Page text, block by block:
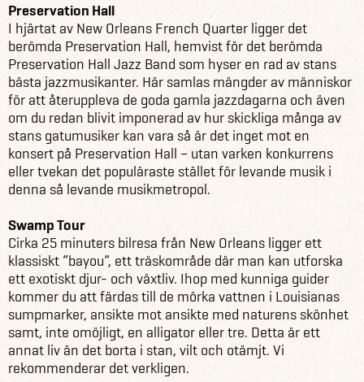
Preservation Hall
I hjärtat av New Orleans French Quarter ligger det
berömda Preservation Hall, hemvist för det berömda
Preservation Hall Jazz Band som hyser en rad av stans
bästa jazzmusikanter. Här samlas mängder av människor
för att återuppleva de goda gamla jazzdagarna och även
om du redan blivit imponerad av hur skickliga många av
stans gatumusiker kan vara så är det inget mot en
konsert på Preservation Hall – utan varken konkurrens
eller tvekan det populäraste stället för levande musik i
denna så levande musikmetropol.
Swamp Tour
Cirka 25 minuters bilresa från New Orleans ligger ett
klassiskt ”bayou”, ett träskområde där man kan utforska
ett exotiskt djur- och växtliv. Ihop med kunniga guider
kommer du att färdas till de mörka vattnen i Louisianas
sumpmarker, ansikte mot ansikte med naturens skönhet
samt, inte omöjligt, en alligator eller tre. Detta är ett
annat liv än det borta i stan, vilt och otämjt. Vi
rekommenderar det verkligen.